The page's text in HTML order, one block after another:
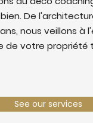
De
nous veillons à
de votre propriété
See our services